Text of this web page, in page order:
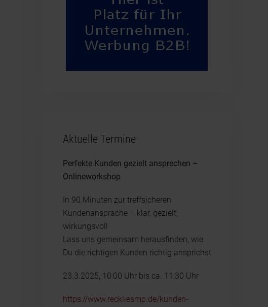
Aktuelle Termine
Perfekte Kunden gezielt ansprechen –
Onlineworkshop
In 90 Minuten zur treffsicheren
Kundenansprache – klar, gezielt,
wirkungsvoll
Lass uns gemeinsam herausfinden, wie
Du die richtigen Kunden richtig ansprichst
23.3.2025, 10:00 Uhr bis ca. 11:30 Uhr
https://www.reckliesmp.de/kunden-